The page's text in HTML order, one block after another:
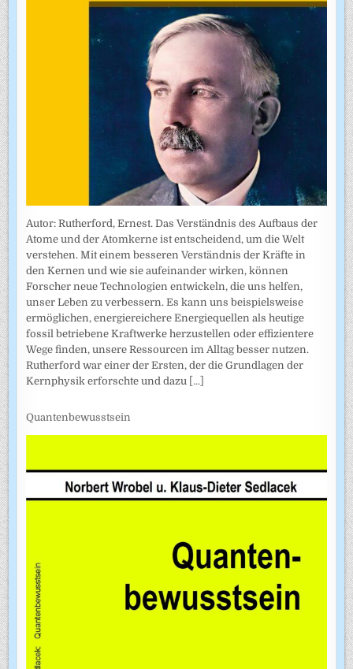
Autor: Rutherford, Ernest. Das Verständnis des Aufbaus der
Atome und der Atomkerne ist entscheidend, um die Welt
verstehen. Mit einem besseren Verständnis der Kräfte in
den Kernen und wie sie aufeinander wirken, können
Forscher neue Technologien entwickeln, die uns helfen,
unser Leben zu verbessern. Es kann uns beispielsweise
ermöglichen, energiereichere Energiequellen als heutige
fossil betriebene Kraftwerke herzustellen oder effizientere
Wege finden, unsere Ressourcen im Alltag besser nutzen.
Rutherford war einer der Ersten, der die Grundlagen der
Kernphysik erforschte und dazu [...]
Quantenbewusstsein